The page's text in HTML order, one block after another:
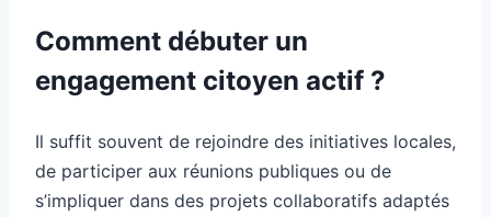
Comment débuter un
engagement citoyen actif ?
Il suffit souvent de rejoindre des initiatives locales,
de participer aux réunions publiques ou de
s’impliquer dans des projets collaboratifs adaptés